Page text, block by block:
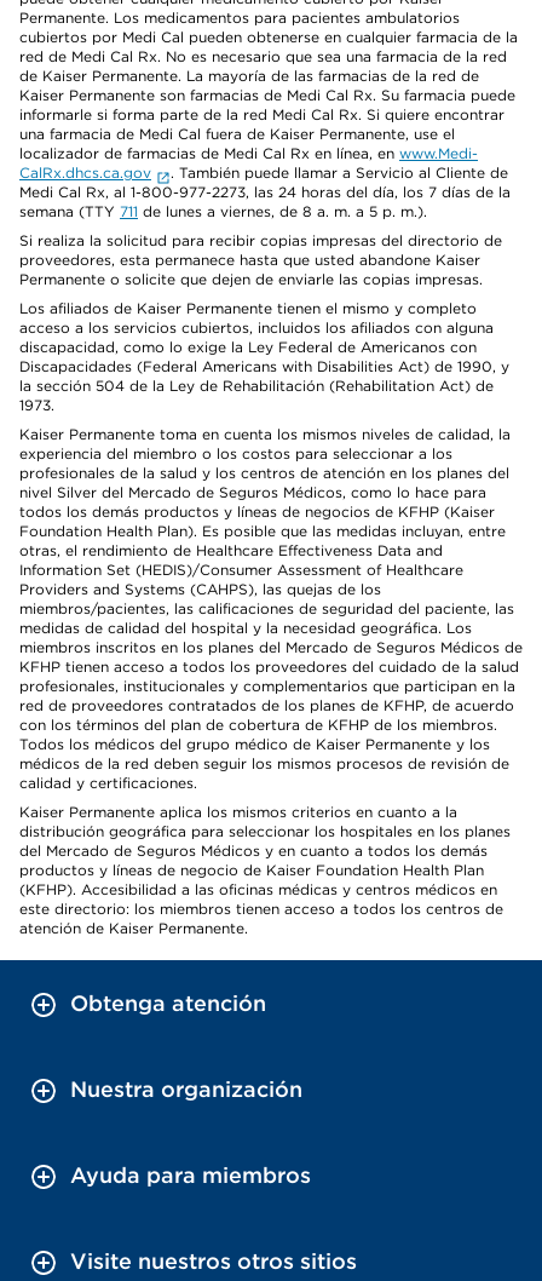
Permanente. Los medicamentos para pacientes ambulatorios
cubiertos por Medi Cal pueden obtenerse en cualquier farmacia de la
red de Medi Cal Rx. No es necesario que sea una farmacia de la red
de Kaiser Permanente. La mayoría de las farmacias de la red de
Kaiser Permanente son farmacias de Medi Cal Rx. Su farmacia puede
informarle si forma parte de la red Medi Cal Rx. Si quiere encontrar
una farmacia de Medi Cal fuera de Kaiser Permanente, use el
localizador de farmacias de Medi Cal Rx en línea, en www.Medi-
CalRx.dhcs.ca.gov
. También puede llamar a Servicio al Cliente de
Medi Cal Rx, al 1-800-977-2273, las 24 horas del día, los 7 días de la
semana (TTY 711 de lunes a viernes, de 8 a. m. a 5 p. m.).
Si realiza la solicitud para recibir copias impresas del directorio de
proveedores, esta permanece hasta que usted abandone Kaiser
Permanente o solicite que dejen de enviarle las copias impresas.
Los afiliados de Kaiser Permanente tienen el mismo y completo
acceso a los servicios cubiertos, incluidos los afiliados con alguna
discapacidad, como lo exige la Ley Federal de Americanos con
Discapacidades (Federal Americans with Disabilities Act) de 1990, y
la sección 504 de la Ley de Rehabilitación (Rehabilitation Act) de
1973.
Kaiser Permanente toma en cuenta los mismos niveles de calidad, la
experiencia del miembro o los costos para seleccionar a los
profesionales de la salud y los centros de atención en los planes del
nivel Silver del Mercado de Seguros Médicos, como lo hace para
todos los demás productos y líneas de negocios de KFHP (Kaiser
Foundation Health Plan). Es posible que las medidas incluyan, entre
otras, el rendimiento de Healthcare Effectiveness Data and
Information Set (HEDIS)/Consumer Assessment of Healthcare
Providers and Systems (CAHPS), las quejas de los
miembros/pacientes, las calificaciones de seguridad del paciente, las
medidas de calidad del hospital y la necesidad geográfica. Los
miembros inscritos en los planes del Mercado de Seguros Médicos de
KFHP tienen acceso a todos los proveedores del cuidado de la salud
profesionales, institucionales y complementarios que participan en la
red de proveedores contratados de los planes de KFHP, de acuerdo
con los términos del plan de cobertura de KFHP de los miembros.
Todos los médicos del grupo médico de Kaiser Permanente y los
médicos de la red deben seguir los mismos procesos de revisión de
calidad y certificaciones.
Kaiser Permanente aplica los mismos criterios en cuanto a la
distribución geográfica para seleccionar los hospitales en los planes
del Mercado de Seguros Médicos y en cuanto a todos los demás
productos y líneas de negocio de Kaiser Foundation Health Plan
(KFHP). Accesibilidad a las oficinas médicas y centros médicos en
este directorio: los miembros tienen acceso a todos los centros de
atención de Kaiser Permanente.
Obtenga atención
Nuestra organización
Ayuda para miembros
Visite nuestros otros sitios